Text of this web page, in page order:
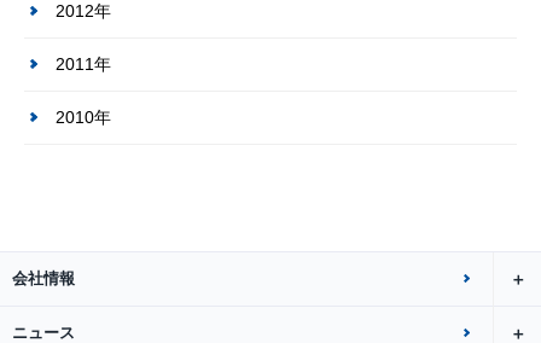
2012年
2011年
2010年
会社情報
ニュース